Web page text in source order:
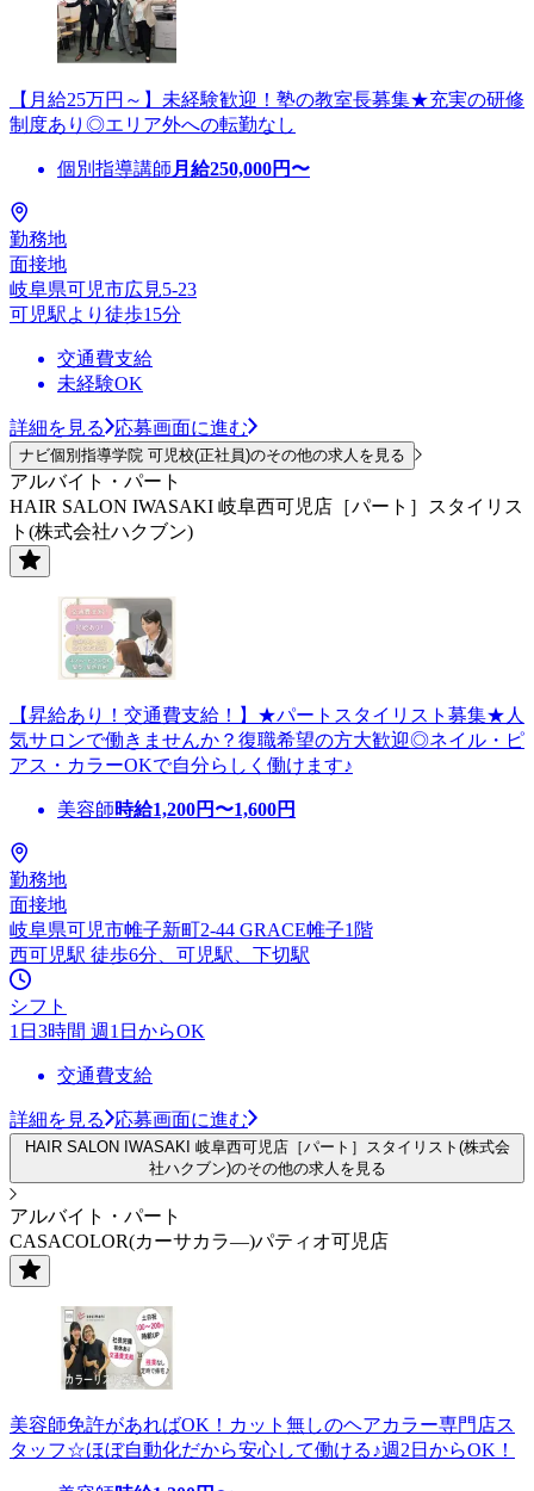
【月給25万円～】未経験歓迎！塾の教室長募集★充実の研修
制度あり◎エリア外への転勤なし
個別指導講師 月給250,000円〜
勤務地
面接地
岐阜県可児市広見5-23
可児駅より徒歩15分
交通費支給
未経験OK
詳細を見る 応募画面に進む
ナビ個別指導学院 可児校(正社員)のその他の求人を見る
アルバイト・パート
HAIR SALON IWASAKI 岐阜西可児店［パート］スタイリス
ト(株式会社ハクブン)
【昇給あり！交通費支給！】★パートスタイリスト募集★人
気サロンで働きませんか？復職希望の方大歓迎◎ネイル・ピ
アス・カラーOKで自分らしく働けます♪
美容師時給1,200円〜1,600円
勤務地
面接地
岐阜県可児市帷子新町2-44 GRACE帷子1階
西可児駅 徒歩6分、可児駅、下切駅
シフト
1日3時間 週1日からOK
交通費支給
詳細を見る 応募画面に進む
HAIR SALON IWASAKI 岐阜西可児店［パート］スタイリスト(株式会
社ハクブン)のその他の求人を見る
アルバイト・パート
CASACOLOR(カーサカラ―)パティオ可児店
美容師免許があればOK！カット無しのヘアカラー専門店ス
タッフ☆ほぼ自動化だから安心して働ける♪週2日からOK！